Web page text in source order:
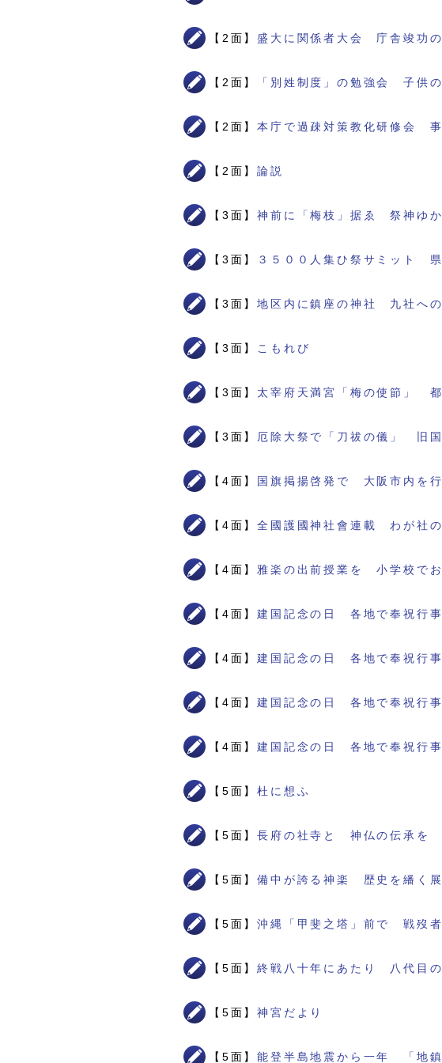
【2面】盛大に関係者大会 庁舎竣功
【2面】 「別姓制度」の勉強会 子供
【2面】本庁で過疎対策教化研修会
【2面】論説
【3面】神前に「梅枝」据ゑ 祭神ゆ
【3面】 ３５００人集ひ祭サミット
【3面】地区内に鎮座の神社 九社へ
【3面】 こもれび
【3面】 太宰府天満宮「梅の使節」
【3面】 厄除大祭で「刀祓の儀」 旧
【4面】 国旗掲揚啓発で 大阪市内を行
【4面】全國護國神社會連載 わが社
【4面】 雅楽の出前授業を 小学校で
【4面】建国記念の日 各地で奉祝行事
【4面】建国記念の日 各地で奉祝行事
【4面】建国記念の日 各地で奉祝行事
【4面】建国記念の日 各地で奉祝行事
【5面】杜に想ふ
【5面】長府の社寺と 神仏の伝承を
【5面】備中が誇る神楽 歴史を繙く
【5面】沖縄「甲斐之塔」前で 戦歿
【5面】終戦八十年にあたり 八代目
【5面】神宮だより
【5面】能登半島地震から一年 「地鎮